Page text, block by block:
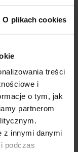
O plikach cookies
treści
i
o tym, jak
partnerom
z innymi danymi
podczas